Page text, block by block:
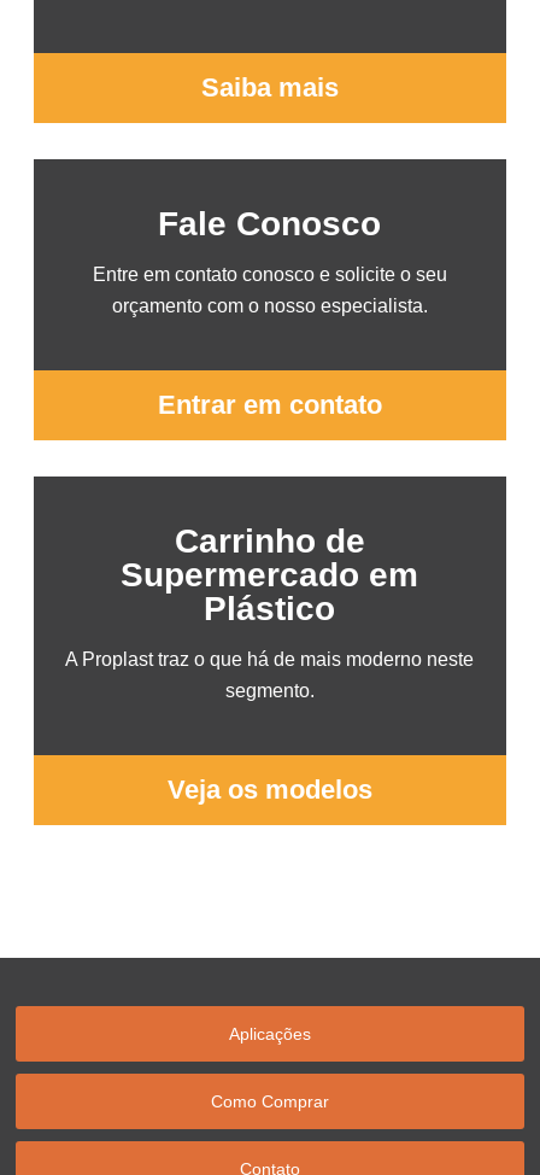
Saiba mais
Fale Conosco
Entre em contato conosco e solicite o seu
orçamento com o nosso especialista.
Entrar em contato
Carrinho de
Supermercado em
Plástico
A Proplast traz o que há de mais moderno neste
segmento.
Veja os modelos
Aplicações
Como Comprar
Contato